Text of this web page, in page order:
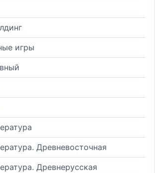
игры
Древневосточная
Древнерусская